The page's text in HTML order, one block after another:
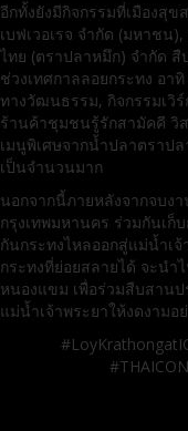
อีกทั้งยังมีกิจกรรมที่เมืองสุ
เบฟเวอเรจ จำกัด (มหาชน
ไทย (ตราปลาหมึก) จำกัด
ช่วงเทศกาลลอยกระทง อา
ทางวัฒนธรรม, กิจกรรมเวิ
ร้านค้าชุมชนรู้รักสามัคคี วิ
เมนูพิเศษจากน้ำปลาตราป
เป็นจำนวนมาก
นอกจากนี้ภายหลังจากจบง
กรุงเทพมหานคร ร่วมกันเก็
กันกระทงไหลออกสู่แม่น้ำเ
กระทงที่ย่อยสลายได้ จะน
หนองแขม เพื่อร่วมสืบสาน
แม่น้ำเจ้าพระยาให้งดงามอ